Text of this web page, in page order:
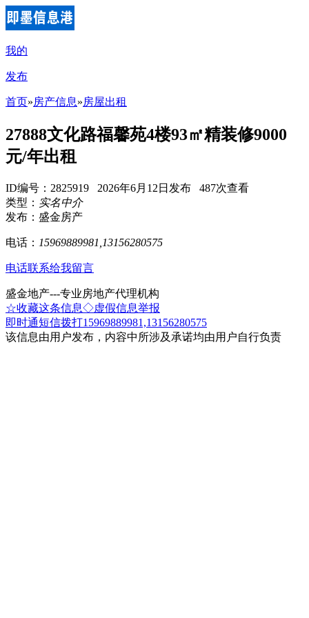
我的
发布
首页»房产信息»房屋出租
27888文化路福馨苑4楼93㎡精装修9000
元/年出租
ID编号：2825919 2026年6月12日发布 487次查看
类型： 实名中介
发布：盛金房产
电话： 15969889981,13156280575
电话联系给我留言
盛金地产---专业房地产代理机构
☆收藏这条信息◇虚假信息举报
即时通短信拨打15969889981,13156280575
该信息由用户发布，内容中所涉及承诺均由用户自行负责